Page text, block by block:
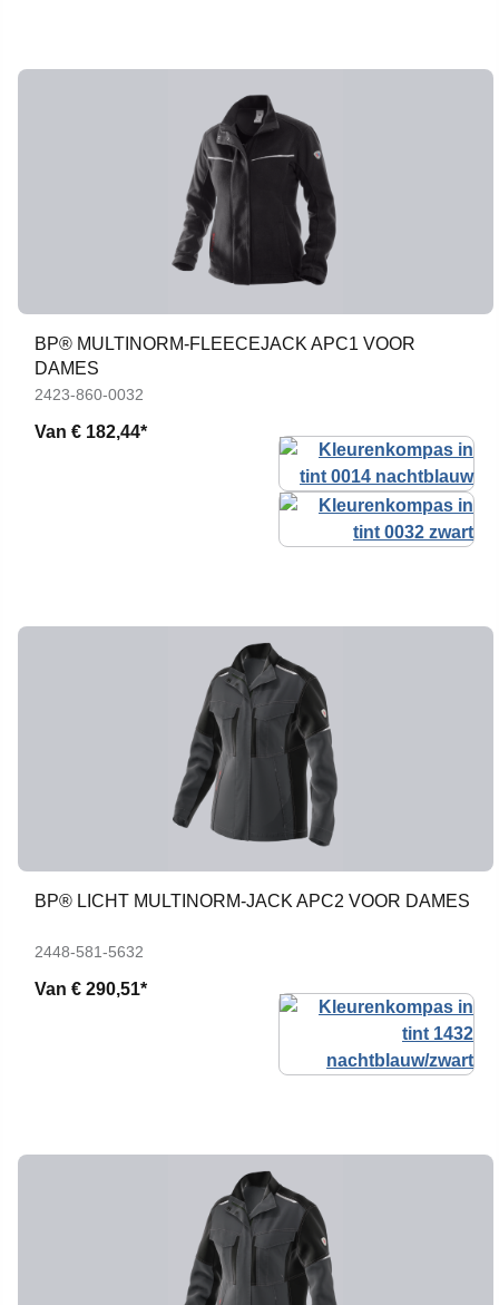
BP® MULTINORM-FLEECEJACK APC1 VOOR
DAMES
2423-860-0032
Van € 182,44*
BP® LICHT MULTINORM-JACK APC2 VOOR DAMES
2448-581-5632
Van € 290,51*